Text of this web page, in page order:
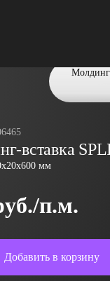
вставка
мм
п.м.
Добавить в корзину